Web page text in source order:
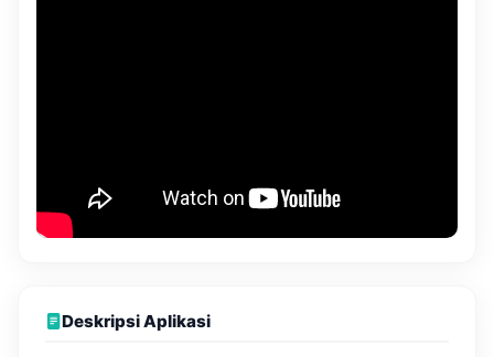
Deskripsi Aplikasi